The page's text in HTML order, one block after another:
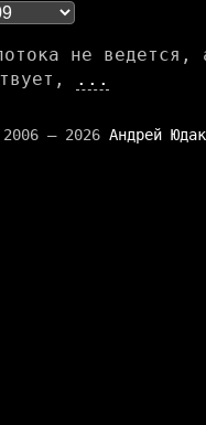
не ведется,
...
— 2026 Андрей